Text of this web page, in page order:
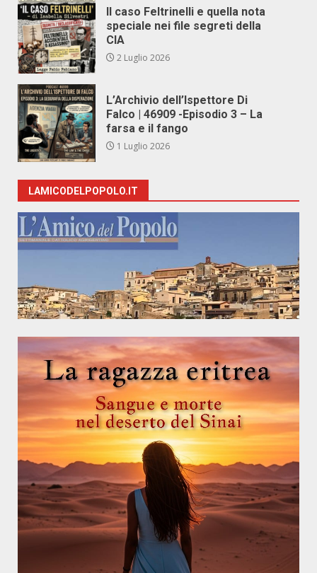
Il caso Feltrinelli e quella nota
speciale nei file segreti della
CIA
2 Luglio 2026
L’Archivio dell’Ispettore Di
Falco | 46909 -Episodio 3 – La
farsa e il fango
1 Luglio 2026
LAMICODELPOPOLO.IT